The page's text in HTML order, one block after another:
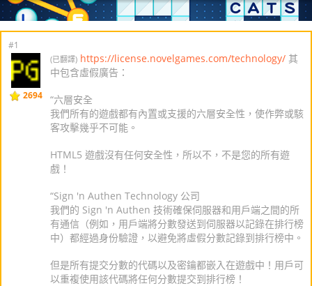
#1
2694
(已翻譯) https://license.novelgames.com/technology/ 其
中包含虛假廣告：
“六層安全
我們所有的遊戲都有內置或支援的六層安全性，使作弊或駭
客攻擊幾乎不可能。
HTML5 遊戲沒有任何安全性，所以不，不是您的所有遊
戲！
“Sign 'n Authen Technology 公司
我們的 Sign 'n Authen 技術確保伺服器和用戶端之間的所
有通信（例如，用戶端將分數發送到伺服器以記錄在排行榜
中）都經過身份驗證，以避免將虛假分數記錄到排行榜中。
但是所有提交分數的代碼以及密鑰都嵌入在遊戲中！用戶可
以重複使用該代碼將任何分數提交到排行榜！